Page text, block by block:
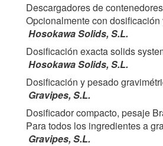
Descargadores de
Opcionalmente con dosificación
Hosokawa Solids, S.L.
Dosificación exacta solids
Hosokawa Solids, S.L.
Dosificación y pesado
Gravipes, S.L.
Dosificador compacto, pesaje
Para todos los ingredientes a
Gravipes, S.L.